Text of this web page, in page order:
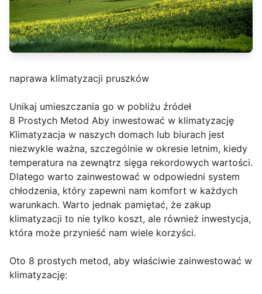
naprawa klimatyzacji pruszków
Unikaj umieszczania go w pobliżu źródeł
8 Prostych Metod Aby inwestować w klimatyzację
Klimatyzacja w naszych domach lub biurach jest
niezwykle ważna, szczególnie w okresie letnim, kiedy
temperatura na zewnątrz sięga rekordowych wartości.
Dlatego warto zainwestować w odpowiedni system
chłodzenia, który zapewni nam komfort w każdych
warunkach. Warto jednak pamiętać, że zakup
klimatyzacji to nie tylko koszt, ale również inwestycja,
która może przynieść nam wiele korzyści.
Oto 8 prostych metod, aby właściwie zainwestować w
klimatyzację: